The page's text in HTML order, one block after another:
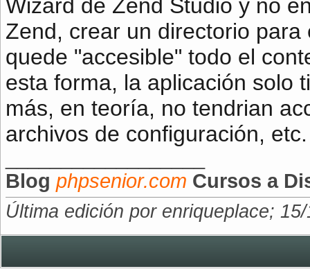
Wizard de Zend Studio y no
Zend, crear un directorio
quede "accesible" todo el
esta forma, la aplicación solo
más, en teoría, no tendrian
archivos de configuración, etc.
Blog phpsenior.com Cursos a
Última edición por enriqueplace;